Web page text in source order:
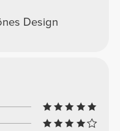
Design